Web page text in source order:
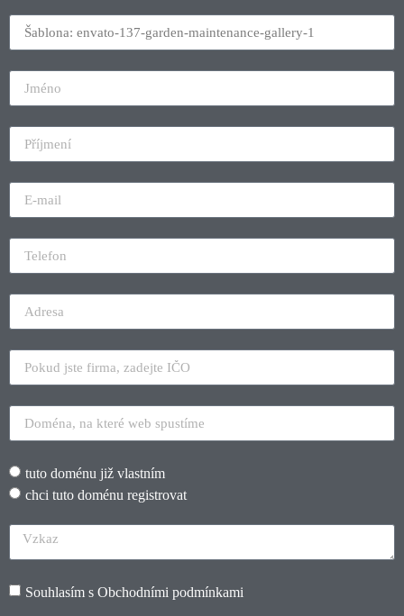
tuto doménu již vlastním
chci tuto doménu registrovat
Souhlasím s Obchodními podmínkami